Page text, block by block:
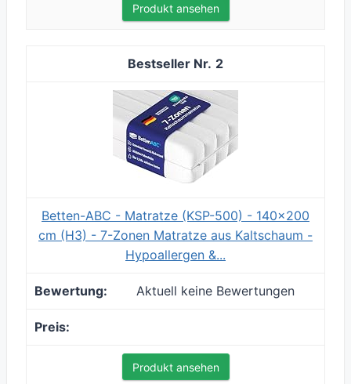
Produkt ansehen
2
Betten-ABC - Matratze (KSP-500) - 140x200
cm (H3) - 7-Zonen Matratze aus Kaltschaum -
Hypoallergen &...
Aktuell keine Bewertungen
Produkt ansehen